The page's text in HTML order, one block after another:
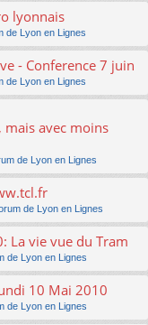
lyonnais
de Lyon en Lignes
- Conference 7 juin
de Lyon en Lignes
avec moins
de Lyon en Lignes
de Lyon en Lignes
La vie vue du Tram
de Lyon en Lignes
10 Mai 2010
de Lyon en Lignes